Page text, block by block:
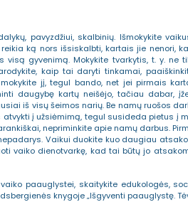
pavyzdžiui, skalbinių. Išmokykite
ką nors išsiskalbti, kartais jie nenori,
visą gyvenimą. Mokykite tvarkytis, t. y. ne
kaip tai daryti tinkamai,
jį, tegul bando, net jei pirmais
daugybę kartų neišėjo, tačiau dabar,
iš visų šeimos narių. Be namų ruošos
į užsiėmimą, tegul susideda pietus į
nepriminkite apie namų darbus.
Vaikui duokite kuo daugiau
vaiko dienotvarkę, kad tai būtų jo
paauglystei, skaitykite edukologės,
knygoje „Išgyventi paauglystę.